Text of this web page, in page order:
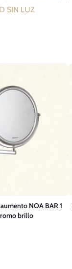
SIN LUZ
NOA BAR 1
brillo